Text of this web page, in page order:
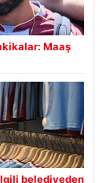
Maaş
belediyeden